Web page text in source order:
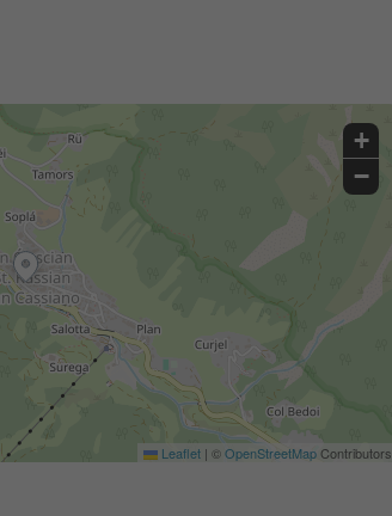
+
−
Leaflet | ©OpenStreetMapContributors